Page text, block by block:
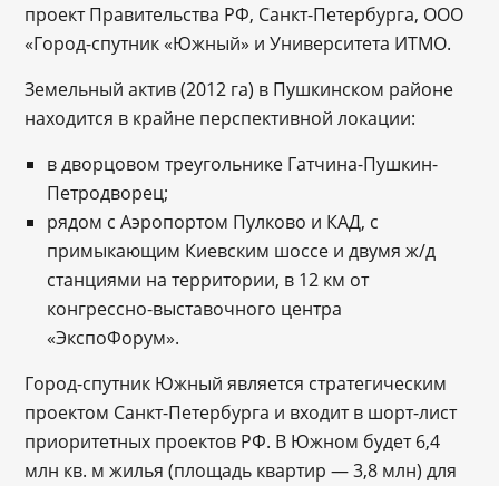
проект Правительства РФ, Санкт-Петербурга, ООО
«Город-спутник «Южный» и Университета ИТМО.
Земельный актив (2012 га) в Пушкинском районе
находится в крайне перспективной локации:
в дворцовом треугольнике Гатчина-Пушкин-
Петродворец;
рядом с Аэропортом Пулково и КАД, с
примыкающим Киевским шоссе и двумя ж/д
станциями на территории, в 12 км от
конгрессно-выставочного центра
«ЭкспоФорум».
Город-спутник Южный является стратегическим
проектом Санкт-Петербурга и входит в шорт-лист
приоритетных проектов РФ. В Южном будет 6,4
млн кв. м жилья (площадь квартир — 3,8 млн) для